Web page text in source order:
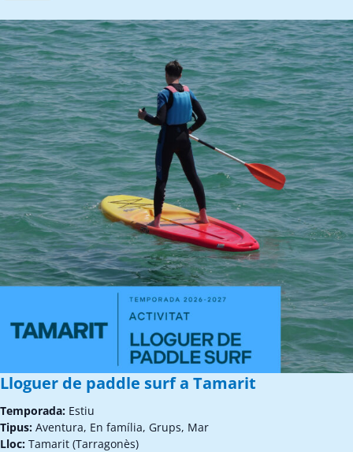
Lloguer de paddle surf a Tamarit
Temporada: Estiu
Tipus: Aventura, En família, Grups, Mar
Lloc: Tamarit (Tarragonès)